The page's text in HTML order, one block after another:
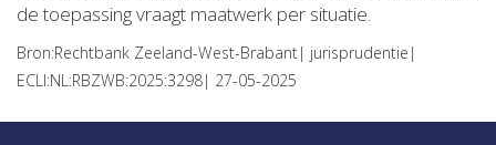
de toepassing vraagt maatwerk per situatie.
Bron:Rechtbank Zeeland-West-Brabant| jurisprudentie|
ECLI:NL:RBZWB:2025:3298| 27-05-2025